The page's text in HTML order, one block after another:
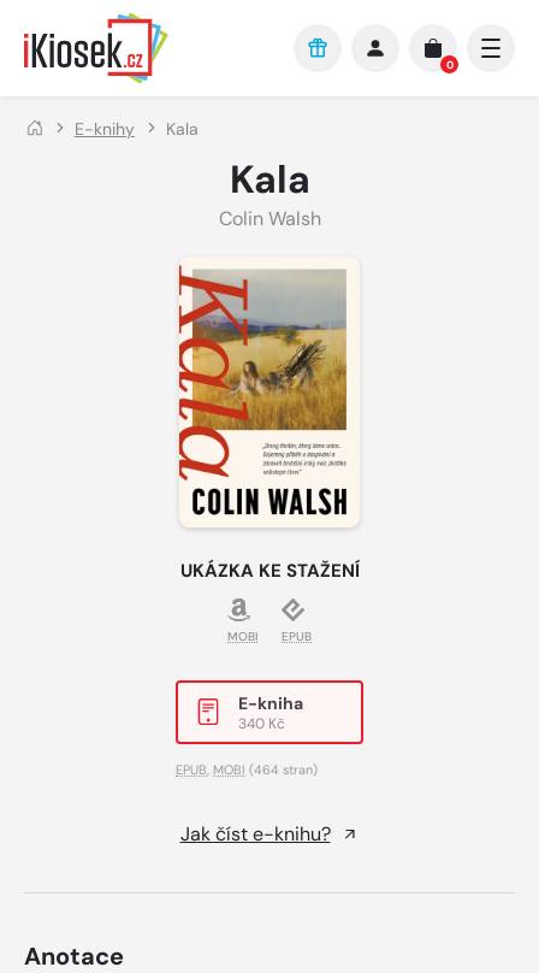
Přejít na hlavní obsah
0
E-knihy Kala
Kala
Colin Walsh
UKÁZKA KE STAŽENÍ
MOBI EPUB
E-kniha
340 Kč
EPUB, MOBI (464 stran)
Jak číst e-knihu?
Anotace